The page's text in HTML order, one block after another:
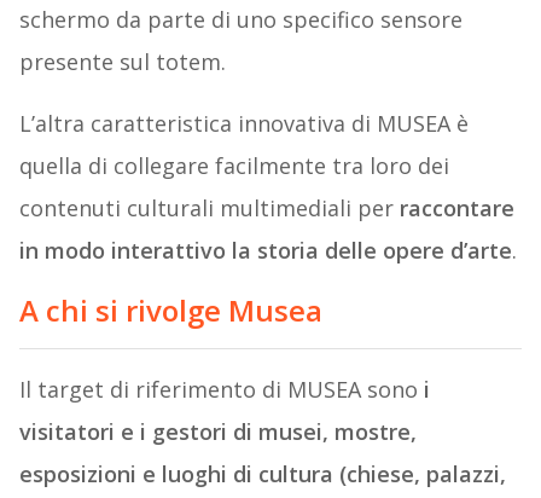
schermo da parte di uno specifico sensore
presente sul totem.
L’altra caratteristica innovativa di MUSEA è
quella di collegare facilmente tra loro dei
contenuti culturali multimediali per raccontare
in modo interattivo la storia delle opere d’arte.
A chi si rivolge Musea
Il target di riferimento di MUSEA sono i
visitatori e i gestori di musei, mostre,
esposizioni e luoghi di cultura (chiese, palazzi,